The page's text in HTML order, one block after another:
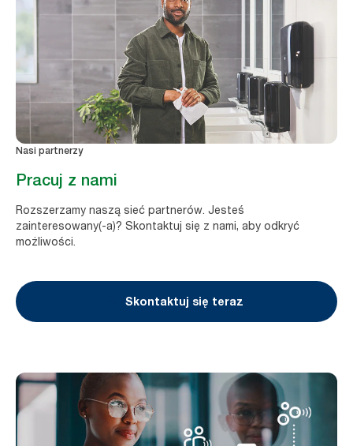
Nasi partnerzy
Pracuj z nami
Rozszerzamy naszą sieć partnerów. Jesteś
zainteresowany(-a)? Skontaktuj się z nami, aby odkryć
możliwości.
Skontaktuj się teraz